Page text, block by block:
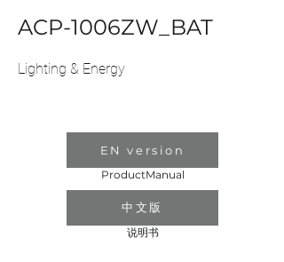
ACP-1006ZW_BAT
Lighting & Energy
EN version
ProductManual
中文版
说明书